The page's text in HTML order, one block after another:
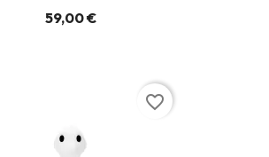
59,00 €
favorite_border